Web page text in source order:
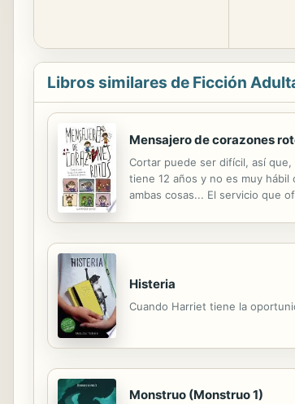
Libros similares de Ficción
Mensajero de corazones
Cortar puede ser difícil, así
tiene 12 años y no es muy hábil
ambas cosas... El servicio que
Histeria
Cuando Harriet tiene la
Monstruo (Monstruo 1)